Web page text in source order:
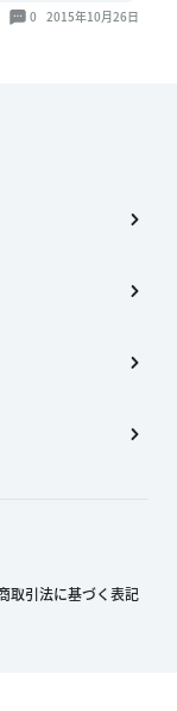
0 2015年10月26日
取引法に基づく表記